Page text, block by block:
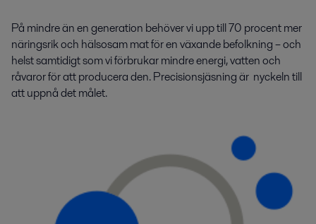
På mindre än en generation behöver viupp till 70 procent mer
näringsrik och hälsosam mat för en växande befolkning – och
helst samtidigt som viförbrukar mindre energi,vattenoch
råvaror för att producera den. Precisionsjäsningär nyckeln till
att uppnå detmålet.